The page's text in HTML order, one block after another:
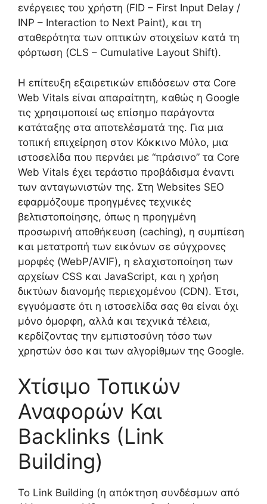
ενέργειες του χρήστη (FID – First Input Delay /
INP – Interaction to Next Paint), και τη
σταθερότητα των οπτικών στοιχείων κατά τη
φόρτωση (CLS – Cumulative Layout Shift).
Η επίτευξη εξαιρετικών επιδόσεων στα Core
Web Vitals είναι απαραίτητη, καθώς η Google
τις χρησιμοποιεί ως επίσημο παράγοντα
κατάταξης στα αποτελέσματά της. Για μια
τοπική επιχείρηση στον Κόκκινο Μύλο, μια
ιστοσελίδα που περνάει με “πράσινο” τα Core
Web Vitals έχει τεράστιο προβάδισμα έναντι
των ανταγωνιστών της. Στη Websites SEO
εφαρμόζουμε προηγμένες τεχνικές
βελτιστοποίησης, όπως η προηγμένη
προσωρινή αποθήκευση (caching), η συμπίεση
και μετατροπή των εικόνων σε σύγχρονες
μορφές (WebP/AVIF), η ελαχιστοποίηση των
αρχείων CSS και JavaScript, και η χρήση
δικτύων διανομής περιεχομένου (CDN). Έτσι,
εγγυόμαστε ότι η ιστοσελίδα σας θα είναι όχι
μόνο όμορφη, αλλά και τεχνικά τέλεια,
κερδίζοντας την εμπιστοσύνη τόσο των
χρηστών όσο και των αλγορίθμων της Google.
Χτίσιμο Τοπικών
Αναφορών Και
Backlinks (Link
Building)
Το Link Building (η απόκτηση συνδέσμων από